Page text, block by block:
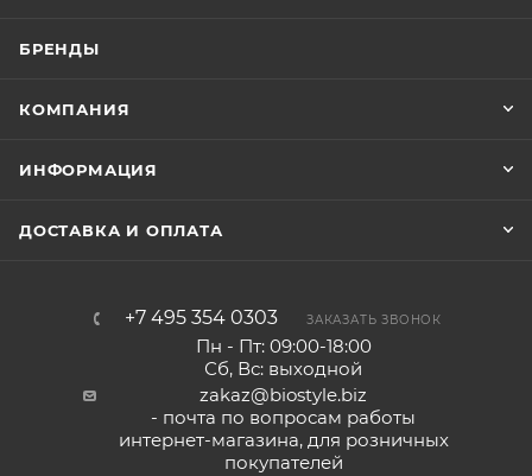
БРЕНДЫ
КОМПАНИЯ
ИНФОРМАЦИЯ
ДОСТАВКА И ОПЛАТА
+7 495 354 0303 ЗАКАЗАТЬ ЗВОНОК
Пн - Пт: 09:00-18:00
Сб, Вс: выходной
zakaz@biostyle.biz
- почта по вопросам работы
интернет-магазина, для розничных
покупателей